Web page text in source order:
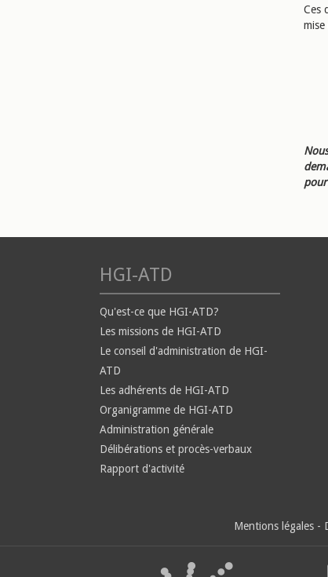
Ces
HGI-ATD
Qu'est-ce que HGI-ATD?
Les missions de HGI-ATD
Le conseil d'administration de HGI-
ATD
Les adhérents de HGI-ATD
Organigramme de HGI-ATD
Administration générale
Délibérations et procès-verbaux
Rapport d'activité
Mentions légales -